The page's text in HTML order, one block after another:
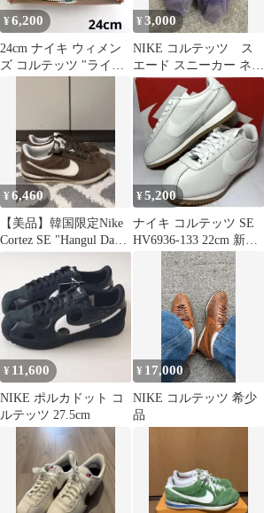
¥6,200
24cm ナイキ ウィメン
ズ コルテッツ "ライト
¥3,000
NIKE コルテッツ ス
エード スニーカー ネイ
ビー 26cm
¥6,460
【美品】韓国限定Nike
Cortez SE "Hangul Day"
¥5,200
ナイキ コルテッツ SE
HV6936-133 22cm 新
品・未使用
¥ 11,600
NIKE ポルカドット コ
ルテッツ 27.5cm
¥ 17,000
NIKE コルテッツ 希少
品